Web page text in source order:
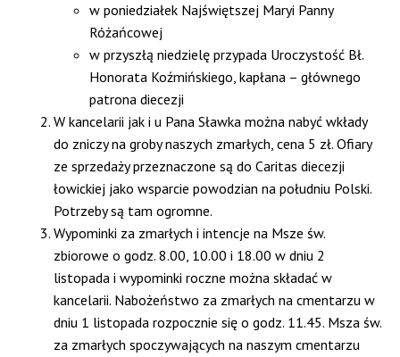
w poniedziałek Najświętszej Maryi Panny
Różańcowej
w przyszłą niedzielę przypada Uroczystość Bł.
Honorata Koźmińskiego, kapłana – głównego
patrona diecezji
W kancelarii jak i u Pana Sławka można nabyć wkłady
do zniczy na groby naszych zmarłych, cena 5 zł. Ofiary
ze sprzedaży przeznaczone są do Caritas diecezji
łowickiej jako wsparcie powodzian na południu Polski.
Potrzeby są tam ogromne.
Wypominki za zmarłych i intencje na Msze św.
zbiorowe o godz. 8.00, 10.00 i 18.00 w dniu 2
listopada i wypominki roczne można składać w
kancelarii. Nabożeństwo za zmarłych na cmentarzu w
dniu 1 listopada rozpocznie się o godz. 11.45. Msza św.
za zmarłych spoczywających na naszym cmentarzu